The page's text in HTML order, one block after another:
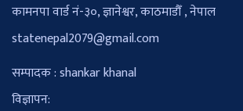
कामनपा वार्ड नं-३०, ज्ञानेश्वर, काठमाडौँ , नेपाल
statenepal2079@gmail.com
सम्पादक : shankar khanal
विज्ञापन: